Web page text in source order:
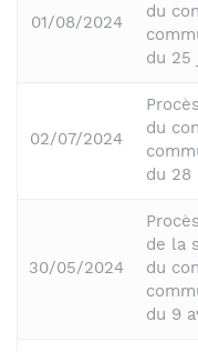
01/08/2024
du
du 25
02/07/2024
du
du 28
30/05/2024
de la
du
du 9